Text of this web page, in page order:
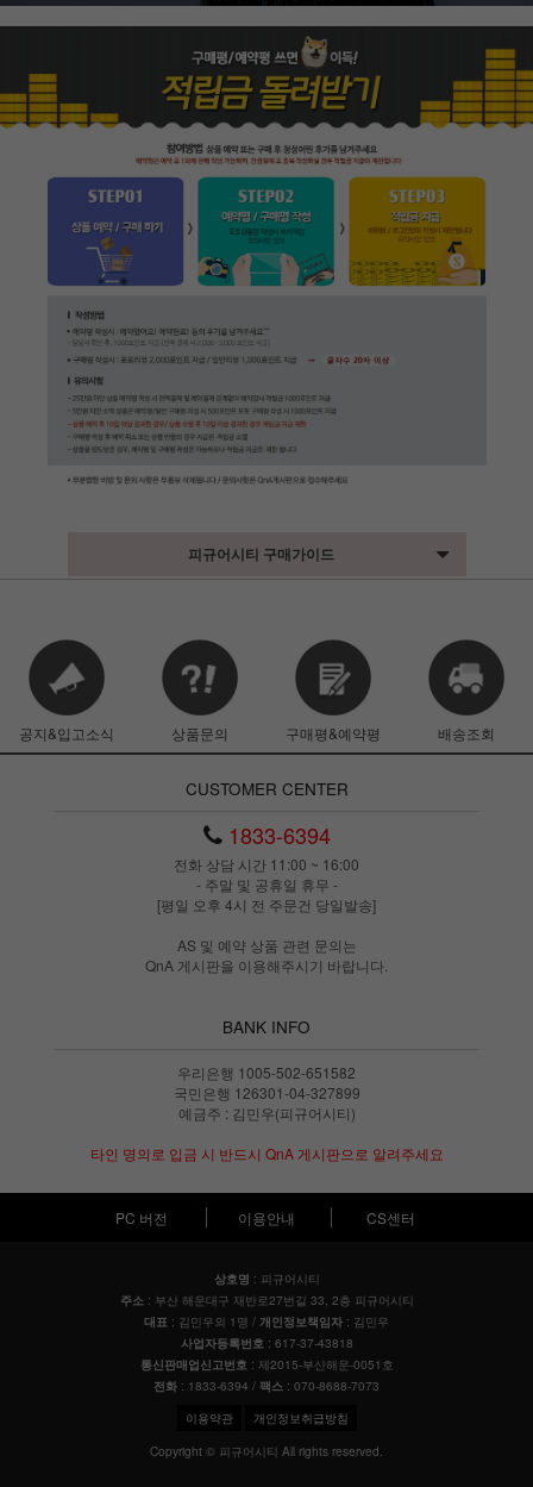
피규어시티 구매가이드
공지&입고소식 상품문의 구매평&예약평 배송조회
CUSTOMER CENTER
1833-6394
전화 상담 시간 11:00 ~ 16:00
- 주말 및 공휴일 휴무 -
[평일 오후 4시 전 주문건 당일발송]
AS 및 예약 상품 관련 문의는
QnA 게시판을 이용해주시기 바랍니다.
BANK INFO
우리은행 1005-502-651582
국민은행 126301-04-327899
예금주 : 김민우(피규어시티)
타인 명의로 입금 시 반드시 QnA 게시판으로 알려주세요
PC 버전 이용안내 CS센터
상호명 : 피규어시티
주소: 부산 해운대구 재반로27번길 33, 2층 피규어시티
대표 : 김민우외 1명 / 개인정보책임자 : 김민우
사업자등록번호: 617-37-43818
통신판매업신고번호: 제2015-부산해운-0051호
전화 : 1833-6394 / 팩스 : 070-8688-7073
이용약관 개인정보취급방침
Copyright © 피규어시티 All rights reserved.